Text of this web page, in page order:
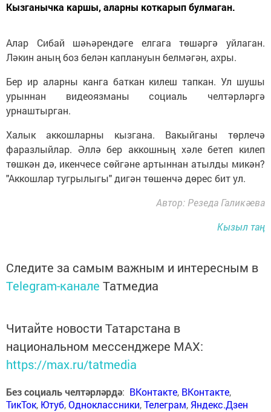
Кызганычка каршы, аларны коткарып булмаган.
Алар Сибай шәһәрендәге елгага төшәргә уйлаган.
Ләкин аның боз белән каплануын белмәгән, ахры.
Бер ир аларны канга баткан килеш тапкан. Ул шушы
урыннан видеоязманы социаль челтәрләргә
урнаштырган.
Халык аккошларны кызгана. Вакыйганы төрлечә
фаразлыйлар. Әллә бер аккошның хәле бетеп килеп
төшкән дә, икенчесе сөйгәне артыннан атылды микән?
"Аккошлар тугрылыгы" дигән төшенчә дөрес бит ул.
Автор: Резеда Галикәева
Кызыл таң
Следите за самым важным и интересным в
Telegram-канале Татмедиа
Читайте новости Татарстана в
национальном мессенджере MАХ:
https://max.ru/tatmedia
Без социаль челтәрләрдә: ВКонтакте, ВКонтакте,
ТикТок, Ютуб,Одноклассники,Телеграм, Яндекс.Дзен